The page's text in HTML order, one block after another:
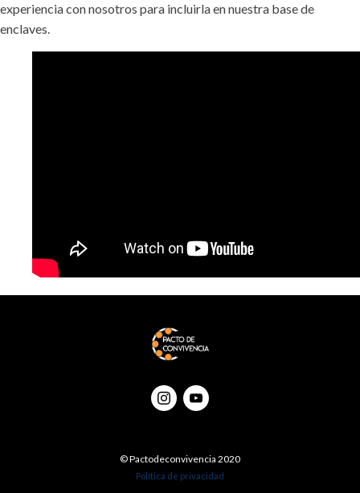
experiencia con nosotros para incluirla en nuestra base de
enclaves.
© Pactodeconvivencia 2020
Política de privacidad